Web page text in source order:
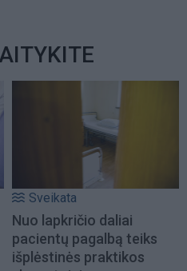
Sveikata
Nuo lapkričio daliai
pacientų pagalbą teiks
išplėstinės praktikos